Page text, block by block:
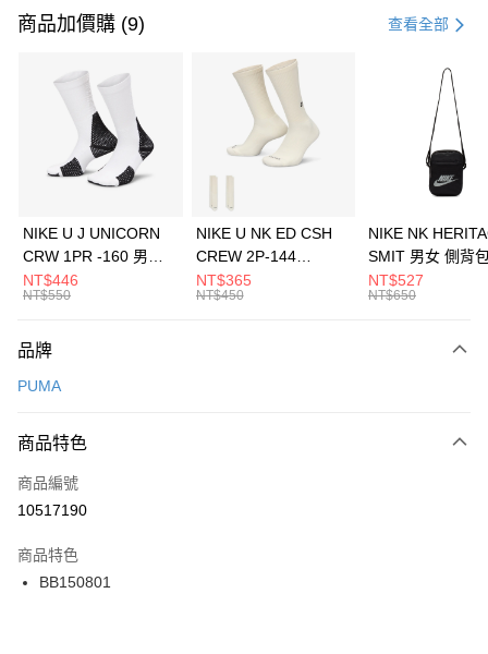
信用卡一次付款
3 期 0 利率 每期 21家銀行
合作金庫商業銀行
第一商業銀行
華南商業銀行
彰化商業銀行
上海商業儲蓄銀行
元大商業銀行
台灣樂天信用卡公司
Apple Pay
全盈+PAY
AFTEE先享後付
【關於「AFTEE先享後付」】
便利好安心！
３．安心：先確認商品／服務後，再付款。
【「AFTEE先享後付」結帳流程】
１．於結帳方式選擇「AFTEE先享後付」後，將跳轉至「AFTEE先享後付」
２．訂單成立數日內，您將收到繳費通知簡訊。
３．收到繳費通知簡訊後14天內，點擊此簡訊中的連結，可透過四大超商／
ATM／網路銀行／等多元方式進行付款，方視為交易完成。
運送方式
每筆NT$100，滿NT$1,500(含以上)免運費
宅配
每筆NT$100，滿NT$1,500(含以上)免運費
付款後門市自取
每筆NT$100，滿NT$1,500(含以上)免運費
商品加價購 (9) 查看全部
NIKE U J UNICORN
CRW 1PR -160 男女
中統襪 FZ3393100
NT$446
NT$550
NIKE U NK ED CSH
CREW 2P-144
EMBRDY 男女 短統襪
FZ3073133
NT$365
NT$450
NIKE NK
SMIT 男女 側背
BA5871010
NT$527
NT$650
品牌
PUMA
商品特色
商品編號
10517190
商品特色
BB150801